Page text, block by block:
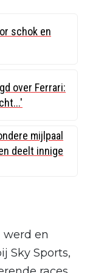
schok en
over Ferrari:
mijlpaal
deelt innige
werd en
Sky Sports,